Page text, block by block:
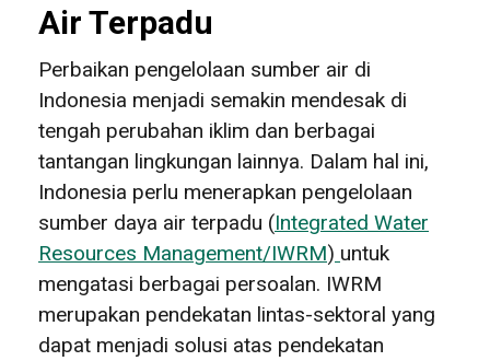
Air Terpadu
Perbaikan pengelolaan sumber air di
Indonesia menjadi semakin mendesak di
tengah perubahan iklim dan berbagai
tantangan lingkungan lainnya. Dalam hal ini,
Indonesia perlu menerapkan pengelolaan
sumber daya air terpadu (Integrated Water
Resources Management/IWRM) untuk
mengatasi berbagai persoalan. IWRM
merupakan pendekatan lintas-sektoral yang
dapat menjadi solusi atas pendekatan